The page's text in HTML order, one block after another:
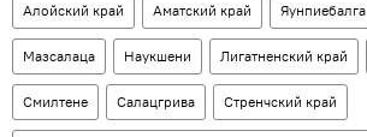
Алойский край Аматский край Яунпиебалга
Мазсалаца Наукшени Лигатненский край
Смилтене Салацгрива Стренчский край